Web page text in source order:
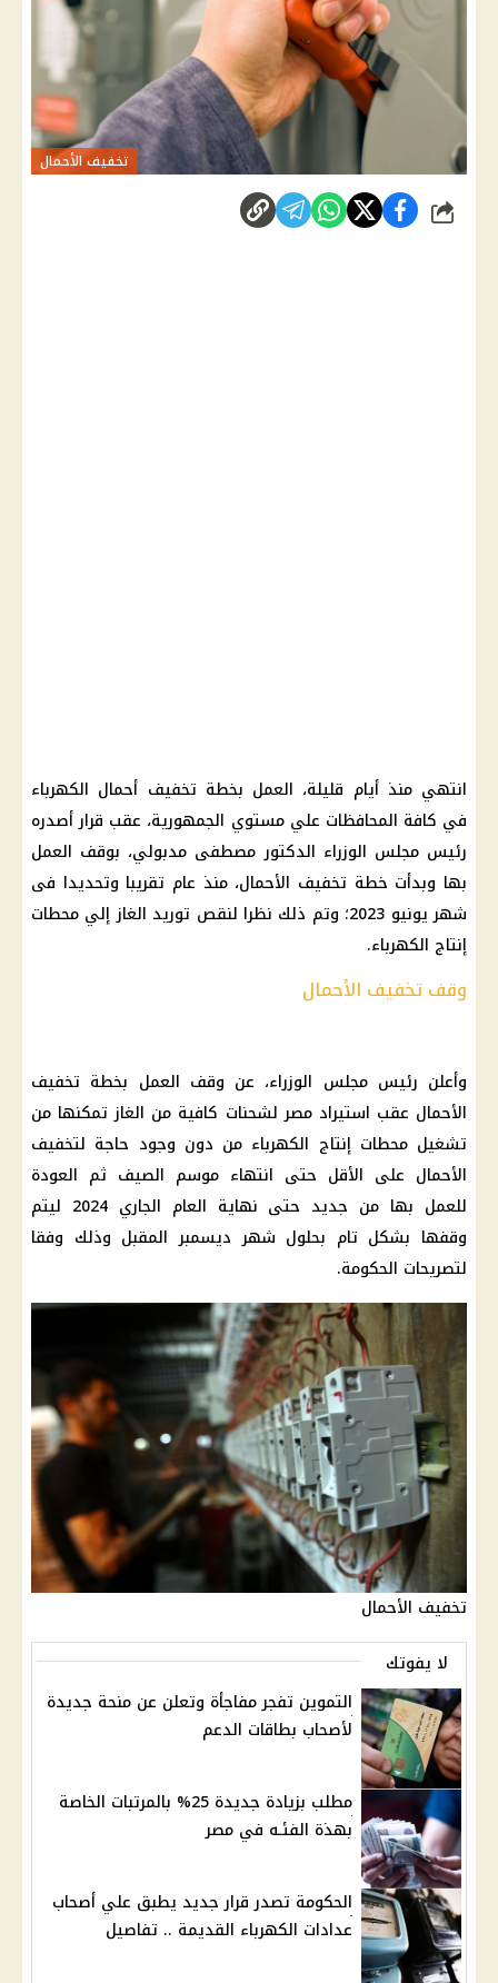
تخفيف الأحمال
شارك
انتهي منذ أيام قليلة، العمل بخطة تخفيف أحمال الكهرباء
في كافة المحافظات علي مستوي الجمهورية، عقب قرار أصدره
رئيس مجلس الوزراء الدكتور مصطفى مدبولي، بوقف العمل
بها وبدأت خطة تخفيف الأحمال، منذ عام تقريبا وتحديدا فى
شهر يونيو 2023؛ وتم ذلك نظرا لنقص توريد الغاز إلي محطات
إنتاج الكهرباء.
وقف تخفيف الأحمال
وأعلن رئيس مجلس الوزراء، عن وقف العمل بخطة تخفيف
الأحمال عقب استيراد مصر لشحنات كافية من الغاز تمكنها من
تشغيل محطات إنتاج الكهرباء من دون وجود حاجة لتخفيف
الأحمال على الأقل حتى انتهاء موسم الصيف ثم العودة
للعمل بها من جديد حتى نهاية العام الجاري 2024 ليتم
وقفها بشكل تام بحلول شهر ديسمبر المقبل وذلك وفقا
لتصريحات الحكومة.
تخفيف الأحمال
لا يفوتك
التموين تفجر مفاجأة وتعلن عن منحة جديدة
لأصحاب بطاقات الدعم
مطلب بزيادة جديدة 25% بالمرتبات الخاصة
بهذة الفئـه في مصر
الحكومة تصدر قرار جديد يطبق علي أصحاب
عدادات الكهرباء القديمة .. تفاصيل